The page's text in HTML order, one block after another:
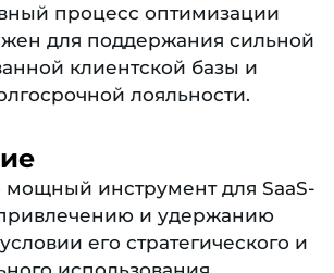
процесс оптимизации
для поддержания сильной
клиентской базы и
лояльности.
инструмент для SaaS-
и удержанию
его стратегического и